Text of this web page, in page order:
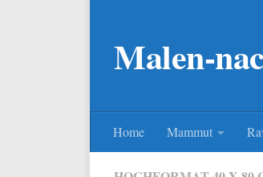
Malen-
Home Mammut